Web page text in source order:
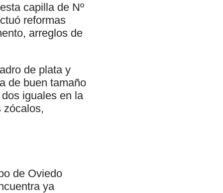
capilla de Nº
reformas
arreglos de
de plata y
de buen tamaño
iguales en la
zócalos,
de Oviedo
ya